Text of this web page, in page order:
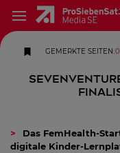
GEMERKTE SEITEN:0
Das FemHealth-
digitale Kinder-